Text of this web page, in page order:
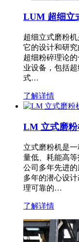
LUM 超细立
超细立式磨粉
它的设计和研
超细粉碎理论
业设备，包括
式…
了解详情
LM 立式磨
立式磨粉机是
量低、耗能高
公司多年先进
多年的潜心设
理可靠的…
了解详情